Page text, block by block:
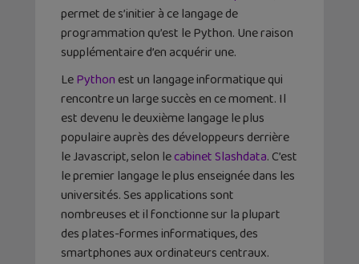
permet de s’initier à ce langage de
programmation qu’est le Python. Une raison
supplémentaire d’en acquérir une.
LePython est un langage informatique qui
rencontre un large succès en ce moment. Il
est devenu le deuxième langage le plus
populaire auprès des développeurs derrière
le Javascript, selon lecabinet Slashdata. C’est
le premier langage le plus enseignée dans les
universités. Ses applications sont
nombreuses et il fonctionne sur la plupart
des plates-formes informatiques, des
smartphones aux ordinateurs centraux.